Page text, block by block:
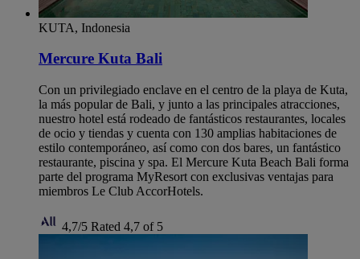
KUTA, Indonesia
Mercure Kuta Bali
Con un privilegiado enclave en el centro de la playa de Kuta,
la más popular de Bali, y junto a las principales atracciones,
nuestro hotel está rodeado de fantásticos restaurantes, locales
de ocio y tiendas y cuenta con 130 amplias habitaciones de
estilo contemporáneo, así como con dos bares, un fantástico
restaurante, piscina y spa. El Mercure Kuta Beach Bali forma
parte del programa MyResort con exclusivas ventajas para
miembros Le Club AccorHotels.
4,7/5 Rated 4,7 of 5